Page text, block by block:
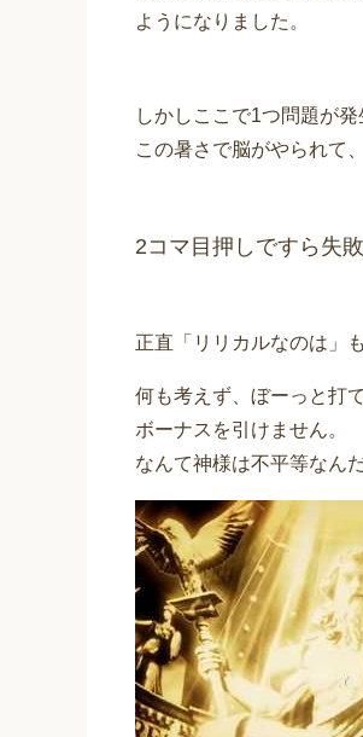
ようになりました。
しかしここで1つ問題が発
この暑さで脳がやられて、
2コマ目押しですら失
正直「リリカルなのは」
何も考えず、ぼーっと打
ボーナスを引けません。
なんて神様は不平等なん